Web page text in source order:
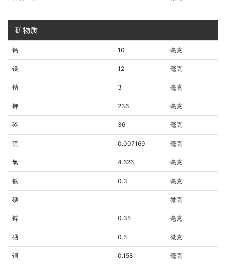
矿物质
钙 10 毫克
镁 12 毫克
钠 3 毫克
钾 236 毫克
磷 36 毫克
硫 0.007169 毫克
氯 4.626 毫克
铁 0.3 毫克
碘 微克
锌 0.35 毫克
硒 0.5 微克
铜 0.158 毫克